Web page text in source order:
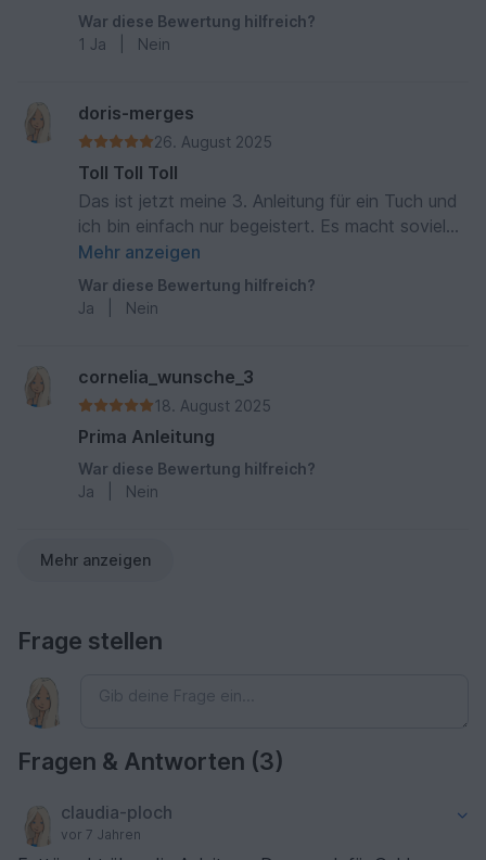
War diese Bewertung hilfreich?
1 Ja Nein
doris-merges
26. August 2025
Toll Toll Toll
Das ist jetzt meine 3. Anleitung für ein Tuch und
ich bin einfach nur begeistert. Es macht soviel
Spaß danach zu stricken. Und das Ergebnis ist
sehr gut angekommen. Es war ein
Weihnachtsgeschenk für eine Freundin.
Mehr anzeigen
War diese Bewertung hilfreich?
Ja
Nein
cornelia_wunsche_3
18. August 2025
Prima Anleitung
War diese Bewertung hilfreich?
Ja
Nein
Mehr anzeigen
Frage stellen
Fragen & Antworten (3)
claudia-ploch
vor 7 Jahren